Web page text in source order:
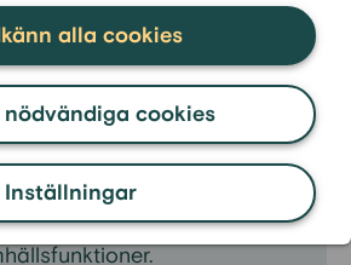
Inställningar
nödvändiga cookies
alla cookies
bland annat till?
av offentliga tjänster och
utbildning, hälso- och
polis, brandkår och andra